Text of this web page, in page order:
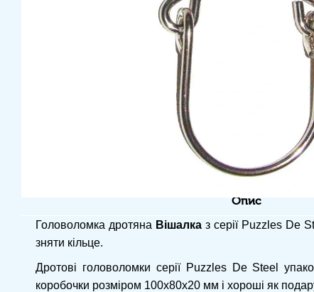
Опис
Головоломка дротяна Вішалка з серії Puzzles De
зняти кільце.
Дротові головоломки серії Puzzles De Steel
коробочки розміром 100х80х20 мм і хороші як